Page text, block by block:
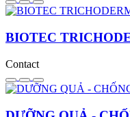
BIOTEC
Contact